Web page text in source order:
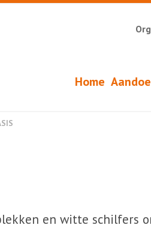
Home
en witte schilfers